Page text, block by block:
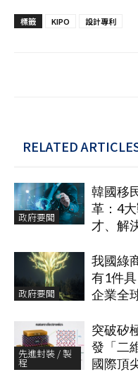
標籤 KIPO 設計專利
RELATED
政府要聞
韓國移
革：4
才、解
政府要聞
我國綠
有1件
企業全
先進封裝 / 製
程
突破矽
發「二
國際頂